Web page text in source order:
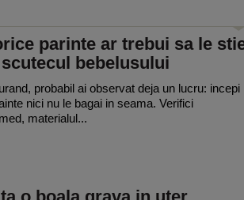
parinte ar trebui sa le
bebelusului
probabil ai observat deja un lucru: incepi
nici nu le bagai in seama. Verifici
materialul...